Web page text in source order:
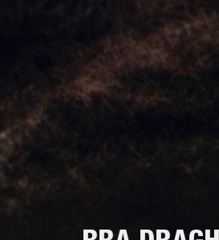
var och en med en godkänd belastning
500 kg. Den multifunktionella
enkel att använda och anpassa efter
på tandem-modellerna är integrerad
rampförvaring standard vilket gör det
att extrautrusta med ramper för smidig
transport av maskiner och fordon. För
hållbarhet och säkerhet har
utvändig el, samtidigt som dess sneda
minimerar smutsansamling.
avtagbara hörnstolpar, vilket ger